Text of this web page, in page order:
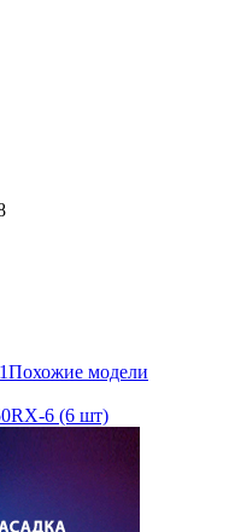
Похожие модели
6 (6 шт)